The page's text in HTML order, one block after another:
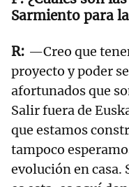
Sarmiento para
—Creo que
proyecto y poder
afortunados que
Salir fuera de
que estamos
tampoco
evolución en casa.